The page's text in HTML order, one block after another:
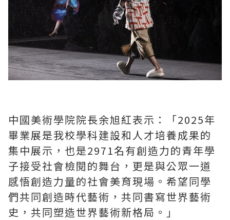
中國美術學院院長余旭紅表示：「2025年
畢業展是我校學科建設和人才培養成果的
集中展示，也是2971名有創造力的青年學
子接受社會檢閱的舞台，更是與公眾一道
感悟創造力量的社會美育現場。希望同學
們共同創造時代藝術，共同書寫世界藝術
史，共同塑造世界藝術新格局。」